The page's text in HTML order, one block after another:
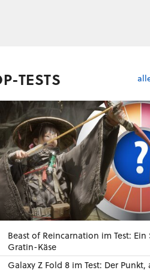
TESTS
Beast of Reincarnation im Test:
Gratin-Käse
Galaxy Z Fold 8 im Test: Der Punkt,